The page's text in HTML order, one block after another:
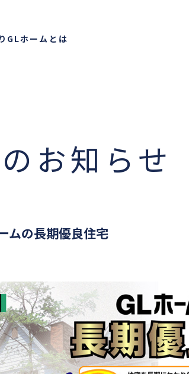
GLホームとは
お知らせ
ムの長期優良住宅